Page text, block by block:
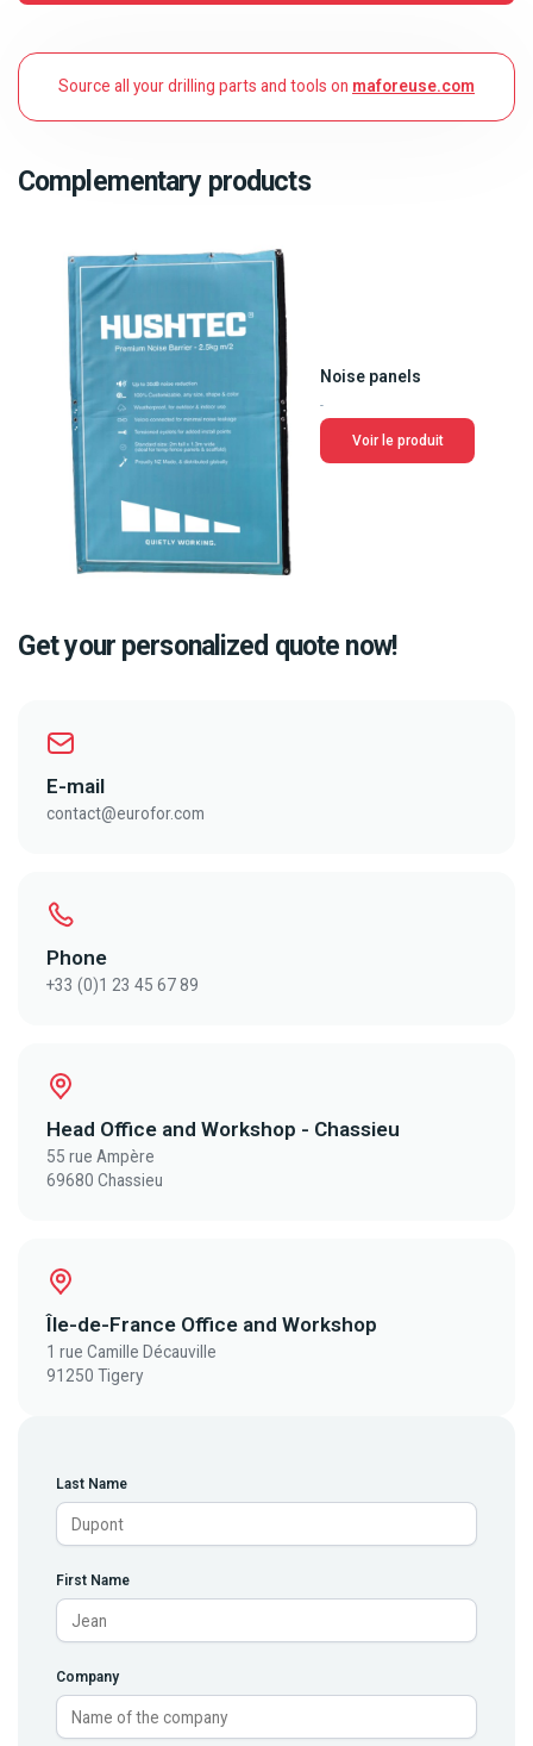
Source all your drilling parts and tools on maforeuse.com
Complementary products
Noise panels
-
Voir le produit
Get your personalized quote now!
E-mail
contact@eurofor.com
Phone
+33 (0)1 23 45 67 89
Head Office and Workshop - Chassieu
55 rue Ampère
69680 Chassieu
Île-de-France Office and Workshop
1 rue Camille Décauville
91250 Tigery
Last Name
First Name
Company